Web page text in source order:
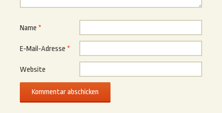
Name *
E-Mail-Adresse *
Website